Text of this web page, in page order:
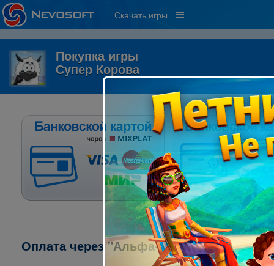
Скачать игры
Покупка игры
Супер Корова
Оплата через "Альфа-клик":